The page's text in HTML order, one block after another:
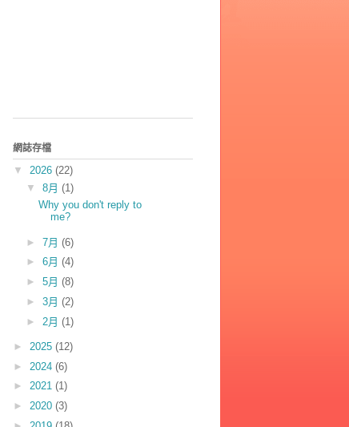
網誌存檔
▼ 2026 (22)
▼ 8月 (1)
Why you don't reply to
me?
► 7月 (6)
► 6月 (4)
► 5月 (8)
► 3月 (2)
► 2月 (1)
► 2025 (12)
► 2024 (6)
► 2021 (1)
► 2020 (3)